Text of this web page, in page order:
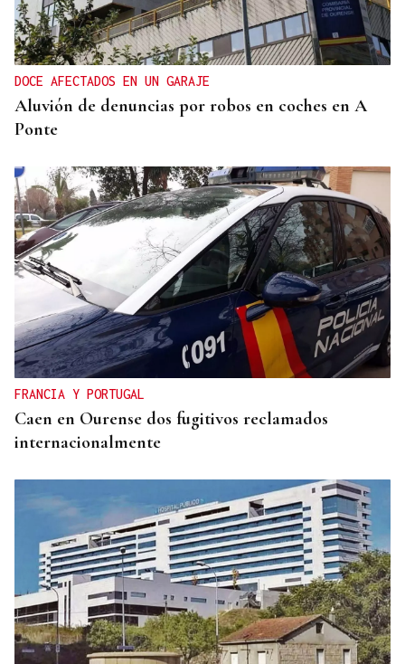
DOCE AFECTADOS EN UN GARAJE
Aluvión de denuncias por robos en coches en A
Ponte
FRANCIA Y PORTUGAL
Caen en Ourense dos fugitivos reclamados
internacionalmente